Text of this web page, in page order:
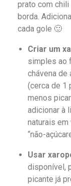
prato com chili
borda.
cada gole 🙂
Criar um
simples ao
chávena de
(cerca de 1
menos
adicionar à
naturais
“não-
Usar
disponível,
picante já